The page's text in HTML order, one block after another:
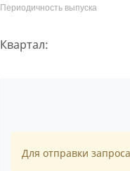
Периодичность выпуска
Квартал:
Для отправки